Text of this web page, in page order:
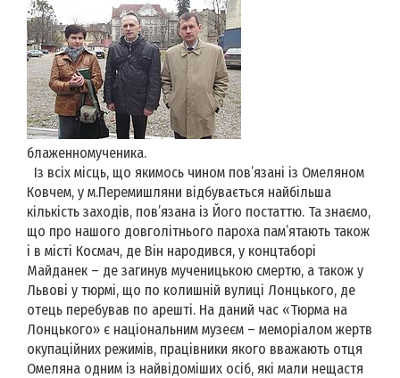
блаженномученика.
Із всіх місць, що якимось чином пов’язані із Омеляном
Ковчем, у м.Перемишляни відбувається найбільша
кількість заходів, пов’язана із Його постаттю. Та знаємо,
що про нашого довголітнього пароха пам’ятають також
і в місті Космач, де Він народився, у концтаборі
Майданек – де загинув мученицькою смертю, а також у
Львові у тюрмі, що по колишній вулиці Лонцького, де
отець перебував по арешті. На даний час «Тюрма на
Лонцького» є національним музеєм – меморіалом жертв
окупаційних режимів, працівники якого вважають отця
Омеляна одним із найвідоміших осіб, які мали нещастя